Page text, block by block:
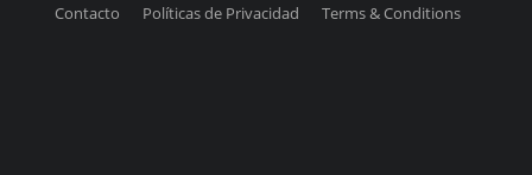
Contacto Políticas de Privacidad Terms & Conditions